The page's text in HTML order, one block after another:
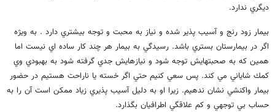
ديگري ندارد.
بيمار زود رنج و آسيب پذير شده و نياز به محبت و توجه بيشتري دارد . به ويژه
اگر در بيمارستان بستري باشد. رسيدگي به بيمار هر چند كار ساده اي نيست اما
همين كه به صحبتهايش توجه شود و نيازهايش جدي گرفته شود به بهبودي وي
كمك شاياني مي كند. پس سعي كنيم حتي اگر خسته يا ناراحت هستيم در حضور
بيمار واكنشي نشان ندهيم. زيرا او به دليل آسيب پذيري زياد ممكن است آن را به
حساب بي توجهي و كم علاقگي اطرافيان بگذارد.